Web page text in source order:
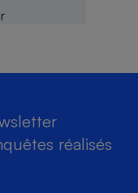
réalisés